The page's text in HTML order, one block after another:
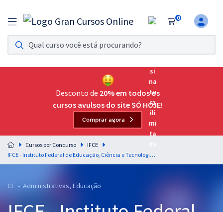
0
Assinatura Ilimitada 11
Acesso a todos os cursos. Teste grátis por 7 dias!
Assinatura OAB Até Passar
Acesso ilimitado a toda preparação para o Exame da
Residências Multiprofissionais
Preparação completa e intensiva para as principais
residências em saúde do Brasil
Desconto de 20% em todos os
cursos avulsos do site SÓ HOJE!
Comprar agora
Cursos por Concurso
IFCE
IFCE - Instituto Federal de Educação, Ciência e Tecnologia do Ceará - Assistente em Administração
CE - Administrativas, Educação